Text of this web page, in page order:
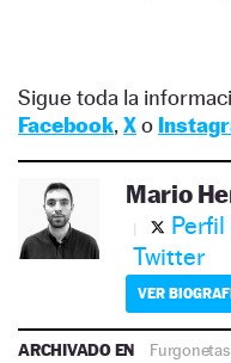
Sigue toda la
Facebook, Xo
Mario
Perfil
Twitter
VER
ARCHIVADO EN Furgonetas